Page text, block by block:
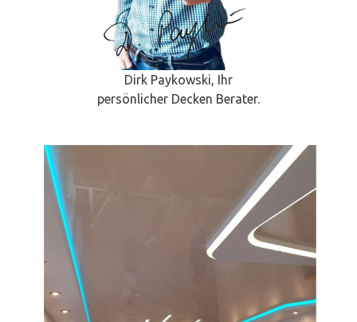
Dirk Paykowski, Ihr
persönlicher Decken Berater.